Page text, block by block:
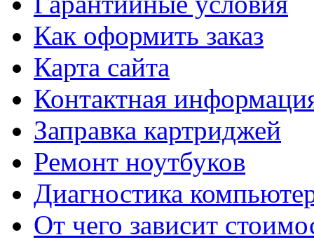
Как оформить заказ
Карта сайта
Контактная
Заправка картриджей
Ремонт ноутбуков
Диагностика
От чего зависит